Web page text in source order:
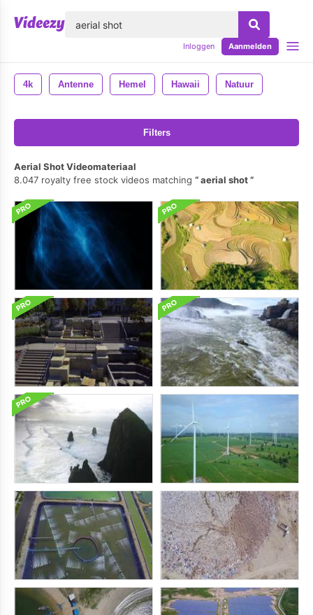
Inloggen Aanmelden
4k Antenne Hemel Hawaii Natuur
Filters
Aerial Shot Videomateriaal
8.047 royalty free stock videos matching
aerial shot